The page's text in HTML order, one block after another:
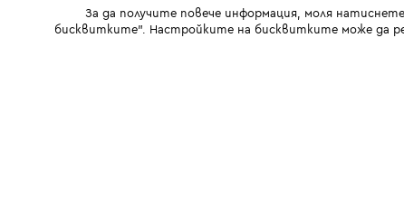
За да получите повече информация, моля
бисквитките". Настройките на бисквитките може да